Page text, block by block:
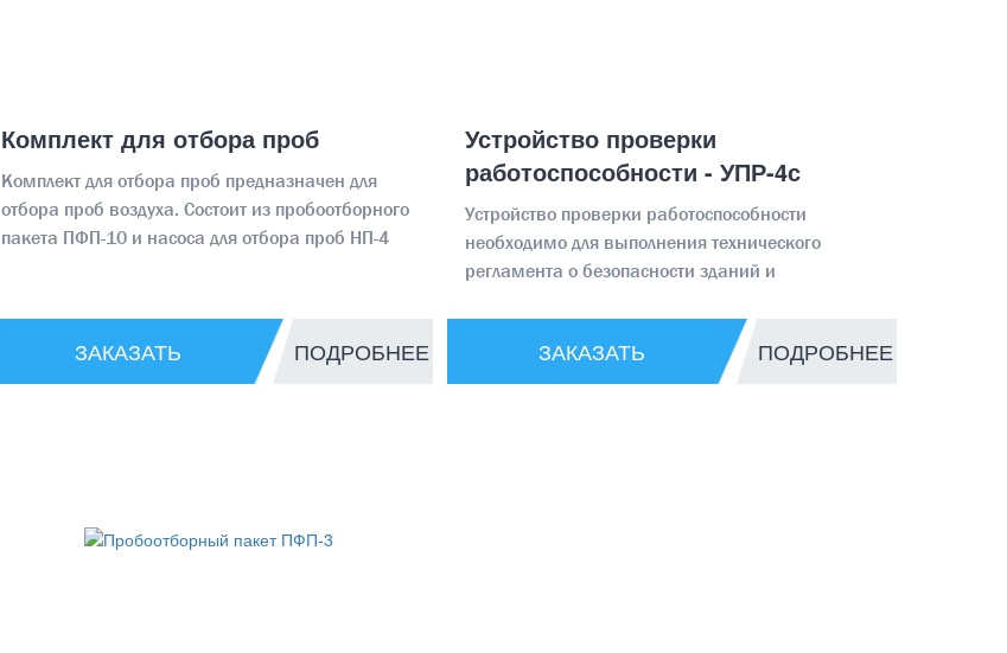
Комплект для отбора проб
Комплект для отбора проб предназначен для
отбора проб воздуха. Состоит из пробоотборного
пакета ПФП-10 и насоса для отбора проб НП-4
ЗАКАЗАТЬ ПОДРОБНЕЕ
Устройство проверки
работоспособности - УПР-4с
Устройство проверки работоспособности
необходимо для выполнения технического
регламента о безопасности зданий и
ЗАКАЗАТЬ ПОДРОБНЕЕ